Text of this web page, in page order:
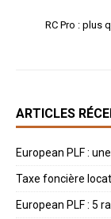
RC Pro : plus
ARTICLES
European PLF :
Taxe foncière
European PLF : 5